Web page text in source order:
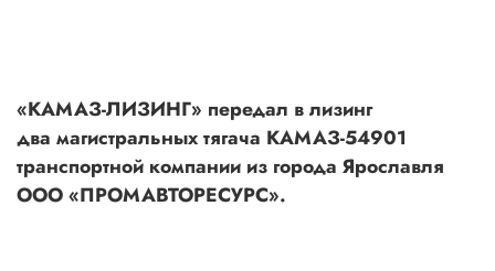
«КАМАЗ-ЛИЗИНГ» передал в лизинг
два магистральных тягача КАМАЗ-54901
транспортной компании из города Ярославля
ООО «ПРОМАВТОРЕСУРС».